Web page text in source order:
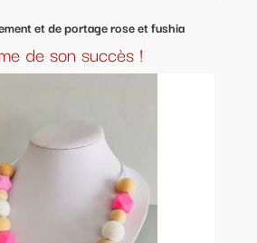
et de portage rose et fushia
de son succès !